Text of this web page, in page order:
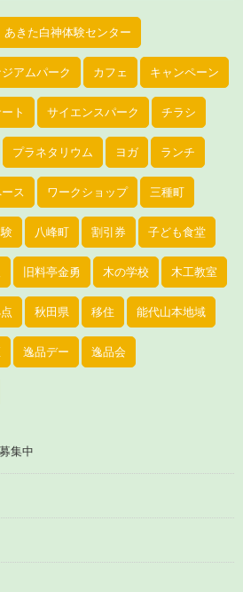
あきた白神体験センター
アムパーク カフェ キャンペーン
ト サイエンスパーク チラシ
プラネタリウム ヨガ ランチ
ス ワークショップ 三種町
八峰町 割引券 子ども食堂
旧料亭金勇 木の学校 木工教室
秋田県 移住 能代山本地域
逸品デー 逸品会
集中